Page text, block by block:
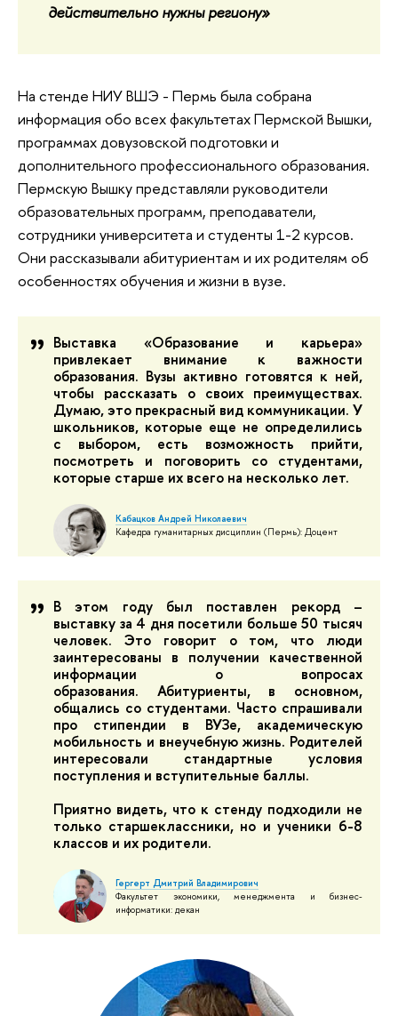
действительно нужны региону»
На стенде НИУ ВШЭ - Пермь была собрана
информация обо всех факультетах Пермской Вышки,
программах довузовской подготовки и
дополнительного профессионального образования.
Пермскую Вышку представляли руководители
образовательных программ, преподаватели,
сотрудники университета и студенты 1-2 курсов.
Они рассказывали абитуриентам и их родителям об
особенностях обучения и жизни в вузе.
Выставка «Образование и карьера»
привлекает внимание к важности
образования. Вузы активно готовятся к ней,
чтобы рассказать о своих преимуществах.
Думаю, это прекрасный вид коммуникации. У
школьников, которые еще не определились
с выбором, есть возможность прийти,
посмотреть и поговорить со студентами,
которые старше их всего на несколько лет.
Кабацков Андрей Николаевич
Кафедра гуманитарных дисциплин (Пермь): Доцент
В этом году был поставлен рекорд –
выставку за 4 дня посетили больше 50 тысяч
человек. Это говорит о том, что люди
заинтересованы в получении качественной
информации о вопросах
образования. Абитуриенты, в основном,
общались со студентами. Часто спрашивали
про стипендии в ВУЗе, академическую
мобильность и внеучебную жизнь. Родителей
интересовали стандартные условия
поступления и вступительные баллы.
Приятно видеть, что к стенду подходили не
только старшеклассники, но и ученики 6-8
классов и их родители.
Гергерт Дмитрий Владимирович
Факультет экономики, менеджмента и бизнес-
информатики: декан